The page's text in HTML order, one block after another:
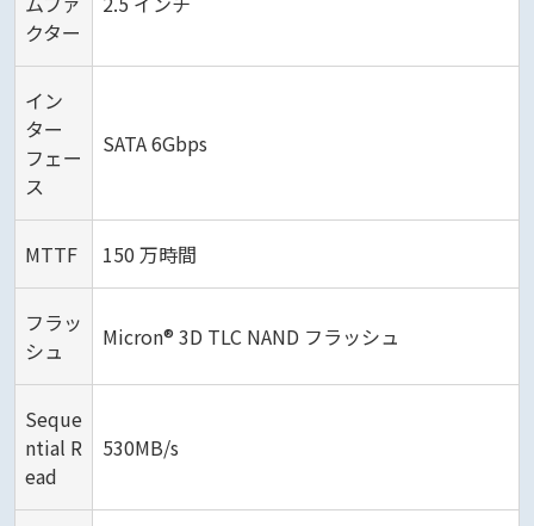
クター
イン
ター
フェー
ス
SATA 6Gbps
MTTF 150 万時間
フラッ
シュ
Micron® 3D TLC NAND フラッシュ
Seque
ntial R
ead
530MB/s